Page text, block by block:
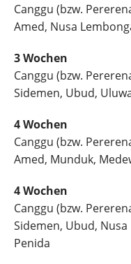
Canggu (bzw.
Amed, Nusa
3 Wochen
Canggu (bzw.
Sidemen, Ubud,
4 Wochen
Canggu (bzw.
Amed, Munduk,
4 Wochen
Canggu (bzw.
Sidemen, Ubud,
Penida